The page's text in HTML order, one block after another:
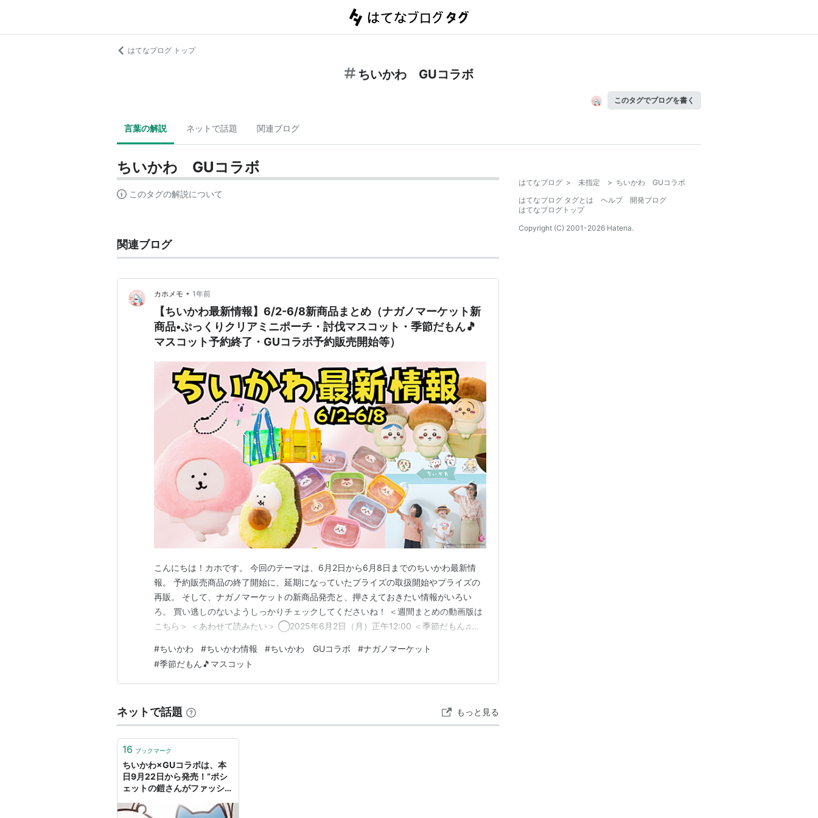
はてなブログ トップ
ちいかわ GUコラボ
このタグでブログを書く
言葉の解説 ネットで話題 関連ブログ
ちいかわ GUコラボ
このタグの解説について
関連ブログ
カホメモ • 1年前
【ちいかわ最新情報】6/2-6/8新商品まとめ（ナガノマーケット新
商品•ぷっくりクリアミニポーチ・討伐マスコット・季節だもん🎵
マスコット予約終了・GUコラボ予約販売開始等）
こんにちは！カホです。 今回のテーマは、6月2日から6月8日までのちいかわ最新情
報。 予約販売商品の終了開始に、延期になっていたプライズの取扱開始やプライズの
再販。 そして、ナガノマーケットの新商品発売と、押さえておきたい情報がいろい
ろ。 買い逃しのないようしっかりチェックしてくださいね！ ＜週間まとめの動画版は
こちら＞ ＜あわせて読みたい＞ ◯2025年6月2日（月）正午12:00 ＜季節だもん♫マ
※予約販売対象外の商品はこちら ※注意事項 ◯2025年6月6日（金） <ナガノマーケッ
ト新商品発売•実…
#ちいかわ #ちいかわ情報 #ちいかわ GUコラボ #ナガノマーケット
#季節だもん🎵マスコット
ネットで話題 もっと見る
16 ブックマーク
ちいかわ×GUコラボは、本
日9月22日から発売！“ポシ
ェットの鎧さんがファッショ
ーマに、…
はてなブログ > 未指定 > ちいかわ GUコラボ
はてなブログ タグとは
ヘルプ
開発ブログ
はてなブログトップ
Copyright (C) 2001-2026 Hatena.